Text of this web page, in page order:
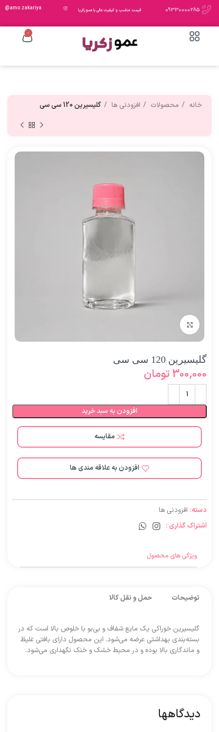
09330000285 قیمت مناسب و کیفیت عالی با عمو زکریا amo.zakariya@
0
خانه محصولات افزودنی ها گلیسیرین 120 سی سی
گلیسیرین 120 سی سی
300,000تومان
افزودن به سبد خرید
مقایسه
افزودن به علاقه مندی ها
دسته: افزودنی ها
اشتراک گذاری :
ویژگی های محصول
توضیحات حمل و نقل کالا
گلیسیرین خوراکی یک مایع شفاف و بی‌بو با خلوص بالا است که در
بسته‌بندی بهداشتی عرضه می‌شود. این محصول دارای بافتی غلیظ
و ماندگاری بالا بوده و در محیط خشک و خنک نگهداری می‌شود.
دیدگاهها